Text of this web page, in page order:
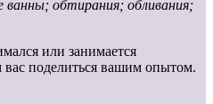
ванны; обтирания; обливания;
или занимается
поделиться вашим опытом.